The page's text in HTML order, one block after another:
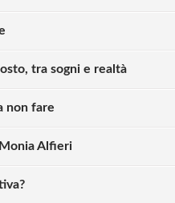
tra sogni e realtà
non fare
Alfieri
scuola dell'Italia
degli ultimi mesi),
che la qualità della